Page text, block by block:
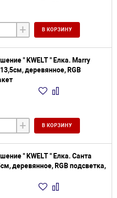
+ В КОРЗИНУ
" KWELT " Елка. Marry
деревянное, RGB
+ В КОРЗИНУ
" KWELT " Елка. Санта
деревянное, RGB подсветка,